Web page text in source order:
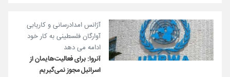
آژانس امدادرسانی و کاریابی
آوارگان فلسطینی به کار خود
ادامه می دهد
آنروا: برای فعالیت‌هایمان از
اسرائیل مجوز نمی‌گیریم